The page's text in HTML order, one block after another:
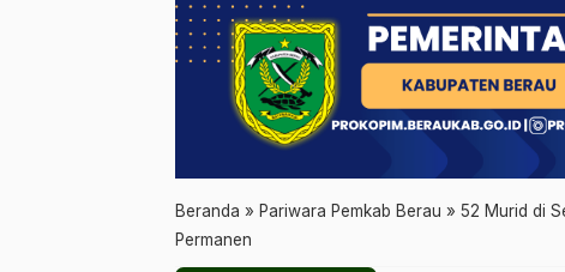
Beranda » Pariwara Pemkab Berau » 52 Murid di
Permanen